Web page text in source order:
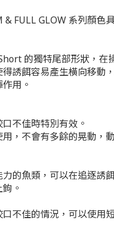
FULL GLOW 系列顏色
的獨特尾部形狀，在
誘餌容易產生橫向移動
用。
不佳時特別有效。
，不會有多餘的晃動，
的魚類，可以在追逐誘
。
不佳的情況，可以使用